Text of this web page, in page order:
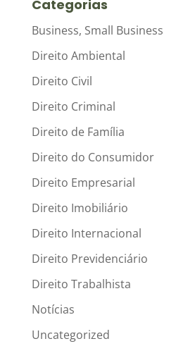
Categorias
Business, Small Business
Direito Ambiental
Direito Civil
Direito Criminal
Direito de Família
Direito do Consumidor
Direito Empresarial
Direito Imobiliário
Direito Internacional
Direito Previdenciário
Direito Trabalhista
Notícias
Uncategorized